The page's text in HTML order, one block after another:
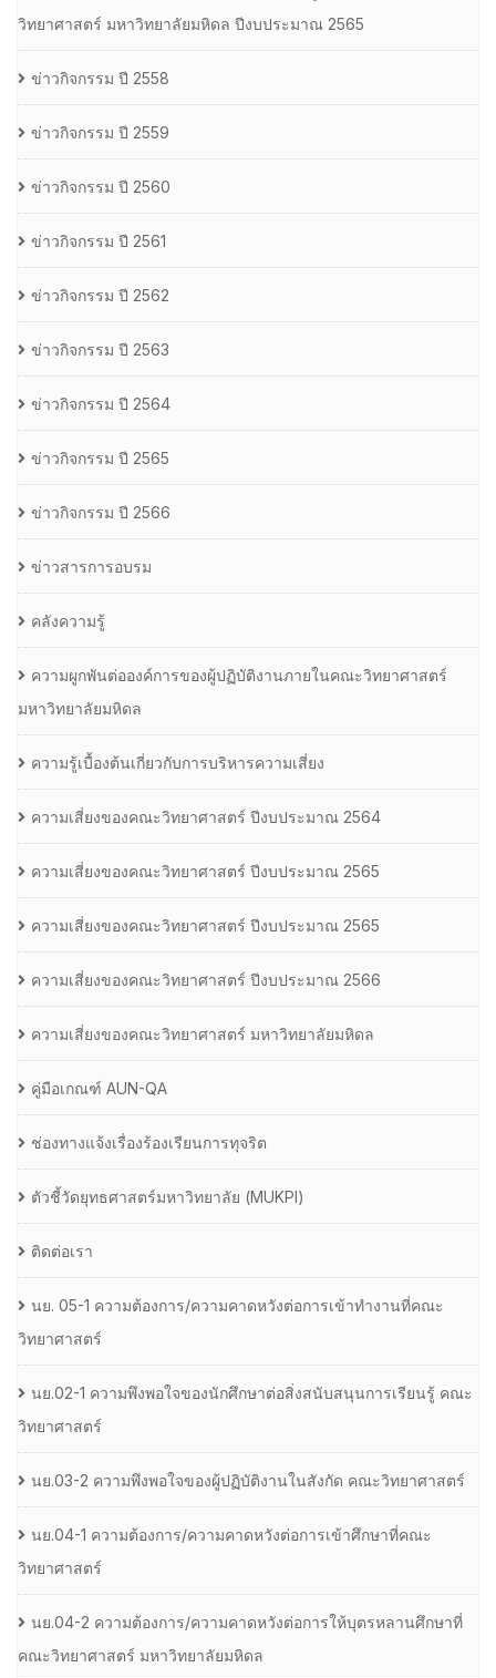
วิทยาศาสตร์ มหาวิทยาลัยมหิดล ปีงบประมาณ 2565
ข่าวกิจกรรม ปี 2558
ข่าวกิจกรรม ปี 2559
ข่าวกิจกรรม ปี 2560
ข่าวกิจกรรม ปี 2561
ข่าวกิจกรรม ปี 2562
ข่าวกิจกรรม ปี 2563
ข่าวกิจกรรม ปี 2564
ข่าวกิจกรรม ปี 2565
ข่าวกิจกรรม ปี 2566
ข่าวสารการอบรม
คลังความรู้
ความผูกพันต่อองค์การของผู้ปฏิบัติงานภายในคณะวิทยาศาสตร์
มหาวิทยาลัยมหิดล
ความรู้เบื้องต้นเกี่ยวกับการบริหารความเสี่ยง
ความเสี่ยงของคณะวิทยาศาสตร์ ปีงบประมาณ 2564
ความเสี่ยงของคณะวิทยาศาสตร์ ปีงบประมาณ 2565
ความเสี่ยงของคณะวิทยาศาสตร์ ปีงบประมาณ 2565
ความเสี่ยงของคณะวิทยาศาสตร์ ปีงบประมาณ 2566
ความเสี่ยงของคณะวิทยาศาสตร์ มหาวิทยาลัยมหิดล
คู่มือเกณฑ์ AUN-QA
ช่องทางแจ้งเรื่องร้องเรียนการทุจริต
ตัวชี้วัดยุทธศาสตร์มหาวิทยาลัย (MUKPI)
ติดต่อเรา
นย. 05-1 ความต้องการ/ความคาดหวังต่อการเข้าทำงานที่คณะ
วิทยาศาสตร์
นย.02-1 ความพึงพอใจของนักศึกษาต่อสิ่งสนับสนุนการเรียนรู้ คณะ
วิทยาศาสตร์
นย.03-2 ความพึงพอใจของผู้ปฏิบัติงานในสังกัด คณะวิทยาศาสตร์
นย.04-1 ความต้องการ/ความคาดหวังต่อการเข้าศึกษาที่คณะ
วิทยาศาสตร์
นย.04-2 ความต้องการ/ความคาดหวังต่อการให้บุตรหลานศึกษาที่
คณะวิทยาศาสตร์ มหาวิทยาลัยมหิดล